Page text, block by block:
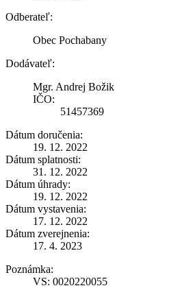
Odberateľ:
Obec Pochabany
Dodávateľ:
Mgr. Andrej Božik
IČO:
51457369
Dátum doručenia:
19. 12. 2022
Dátum splatnosti:
31. 12. 2022
Dátum úhrady:
19. 12. 2022
Dátum vystavenia:
17. 12. 2022
Dátum zverejnenia:
17. 4. 2023
Poznámka:
VS: 0020220055